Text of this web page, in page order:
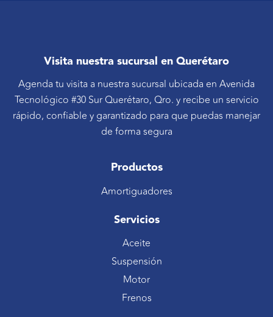
Visita nuestra sucursal en Querétaro
Agenda tu visita a nuestra sucursal ubicada en Avenida
Tecnológico #30 Sur Querétaro, Qro. y recibe un servicio
rápido, confiable y garantizado para que puedas manejar
de forma segura
Productos
Amortiguadores
Servicios
Aceite
Suspensión
Motor
Frenos